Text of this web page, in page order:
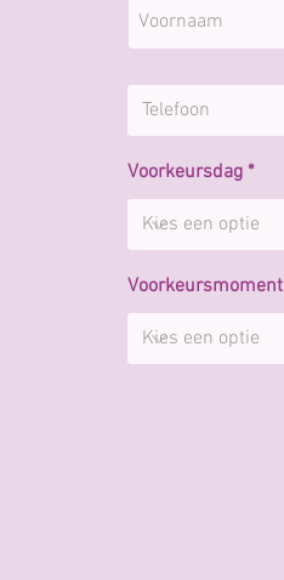
Voorkeursdag
Voorkeursmoment